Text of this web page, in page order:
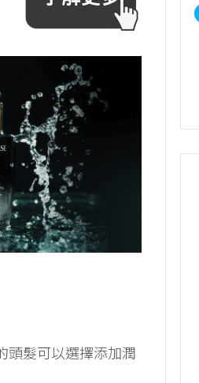
頭髮可以選擇添加潤